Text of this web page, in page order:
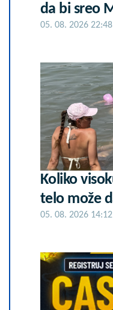
da bi sreo
05. 08. 2026 22:48
Koliko
telo može
05. 08. 2026 14:12